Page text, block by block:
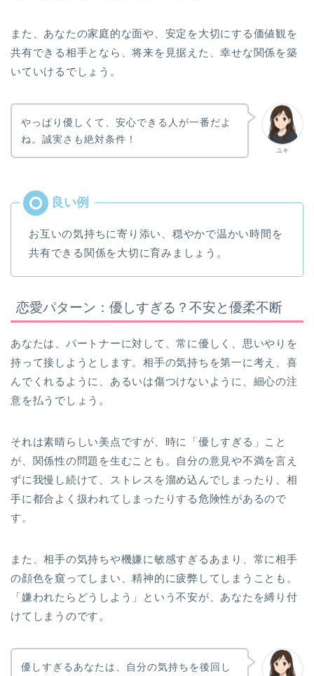
また、あなたの家庭的な面や、安定を大切にする価値観を
共有できる相手となら、将来を見据えた、幸せな関係を築
いていけるでしょう。
ユキ
やっぱり優しくて、安心できる人が一番だよ
ね。誠実さも絶対条件！
お互いの気持ちに寄り添い、穏やかで温かい時間を
共有できる関係を大切に育みましょう。
恋愛パターン：優しすぎる？不安と優柔不断
あなたは、パートナーに対して、常に優しく、思いやりを
持って接しようとします。相手の気持ちを第一に考え、喜
んでくれるように、あるいは傷つけないように、細心の注
意を払うでしょう。
それは素晴らしい美点ですが、時に「優しすぎる」こと
が、関係性の問題を生むことも。自分の意見や不満を言え
ずに我慢し続けて、ストレスを溜め込んでしまったり、相
手に都合よく扱われてしまったりする危険性があるので
す。
また、相手の気持ちや機嫌に敏感すぎるあまり、常に相手
の顔色を窺ってしまい、精神的に疲弊してしまうことも。
「嫌われたらどうしよう」という不安が、あなたを縛り付
けてしまうのです。
優しすぎるあなたは、自分の気持ちを後回し